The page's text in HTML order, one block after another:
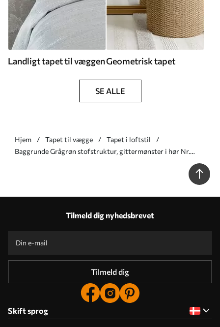
Landligt tapet til væggenGeometrisk tapet
SE ALLE
Hjem Tapet til vægge
Tapet i loftstil
Baggrunde Grågrøn stofstruktur, gittermønster i hør Nr.
Tilmeld dig nyhedsbrevet
Tilmeld dig
Skift sprog